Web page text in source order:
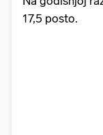
17,5 posto.